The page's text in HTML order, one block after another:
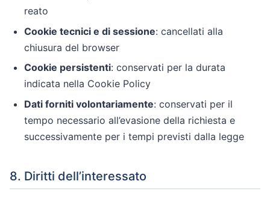
reato
Cookie tecnici e di sessione: cancellati alla
chiusura del browser
Cookie persistenti: conservati per la durata
indicata nella Cookie Policy
Dati forniti volontariamente: conservati per il
tempo necessario all’evasione della richiesta e
successivamente per i tempi previsti dalla legge
8. Diritti dell’interessato